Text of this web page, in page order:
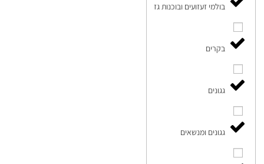
בולמי זעזועים ובוכנות גז
בקרים
גגונים
גגונים ומנשאים